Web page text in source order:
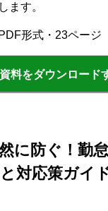
ます。
形式・23ページ
資料をダウンロード
に防ぐ！勤
対応策ガイ